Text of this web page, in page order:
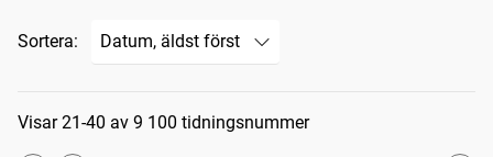
Sortera:
Sökresultat
Visar 21-40 av 9 100 tidningsnummer